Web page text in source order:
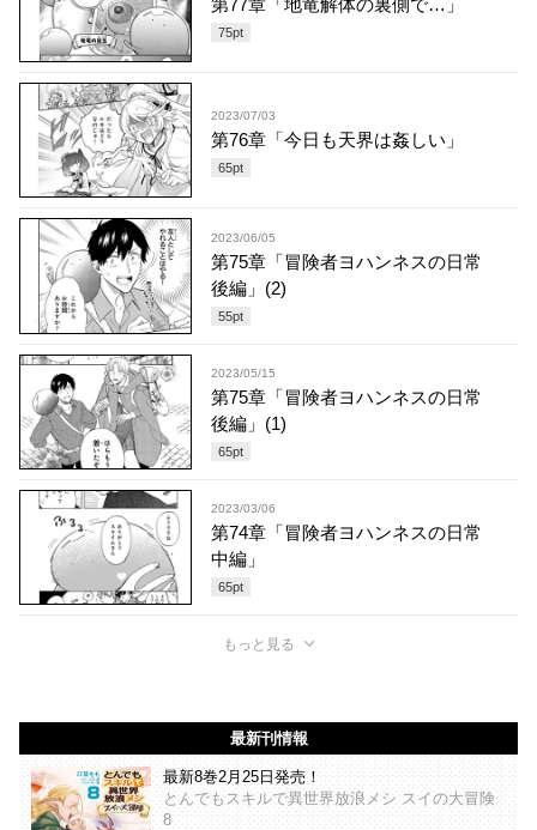
75pt
2023/07/03
第76章「今日も天界は姦しい」
65pt
2023/06/05
第75章「冒険者ヨハンネスの日常
後編」(2)
55pt
2023/05/15
第75章「冒険者ヨハンネスの日常
後編」(1)
65pt
2023/03/06
第74章「冒険者ヨハンネスの日常
中編」
65pt
もっと見る
最新刊情報
最新8巻2月25日発売！
とんでもスキルで異世界放浪メシ スイの大冒険
8